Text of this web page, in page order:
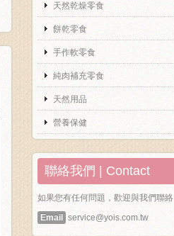
天然乾燥零食
餅乾零食
手作軟零食
純肉補充零食
天然用品
營養保健
聯絡我們 | Contact
如果您有任何問題，歡迎與我們聯絡
Email
service@yois.com.tw